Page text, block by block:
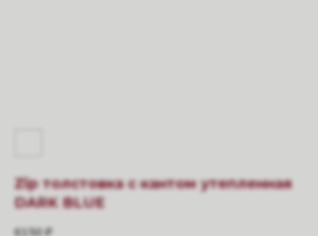
Zip толстовка с кантом утепленная
DARK BLUE
6150₽